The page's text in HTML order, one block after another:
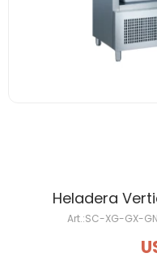
Heladera
SC-XG-GX-